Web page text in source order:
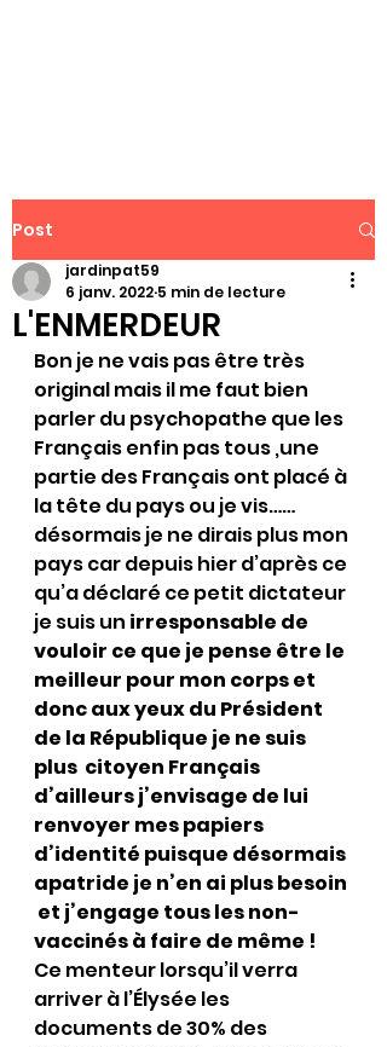
Post
L'ENMERDEUR
jardinpat59
6 janv. 2022 5 min de lecture
Bon je ne vais pas être très
original mais il me faut bien
parler du psychopathe que les
Français enfin pas tous ,une
partie des Français ont placé à
la tête du pays ou je vis……
désormais je ne dirais plus mon
pays car depuis hier d’après ce
qu’a déclaré ce petit dictateur
je suis un irresponsable de
vouloir ce que je pense être le
meilleur pour mon corps et
donc aux yeux du Président
de la République je ne suis
plus  citoyen Français
d’ailleurs j’envisage de lui
renvoyer mes papiers
d’identité puisque désormais
apatride je n’en ai plus besoin
et j’engage tous les non-
vaccinés à faire de même !
Ce menteur lorsqu’il verra
arriver à l’Élysée les
documents de 30% des